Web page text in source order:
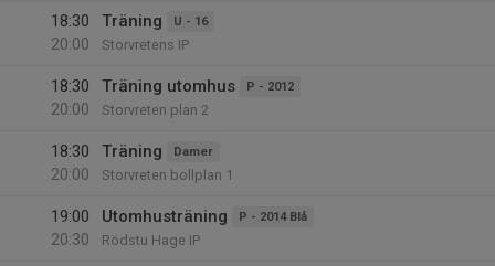
18:30
20:00
Träning U - 16
Storvretens IP
18:30
20:00
Träning utomhus P - 2012
Storvreten plan 2
18:30
20:00
Träning Damer
Storvreten bollplan 1
19:00
20:30
Utomhusträning P - 2014 Blå
Rödstu Hage IP